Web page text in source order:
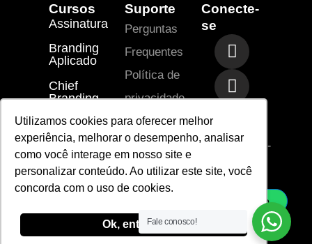
Utilizamos cookies para oferecer melhor
experiência, melhorar o desempenho, analisar
como você interage em nosso site e
personalizar conteúdo. Ao utilizar este site, você
concorda com o uso de cookies.
Ok, entendi!
Cursos
Assinatura
Branding
Aplicado
Chief
Branding
Suporte
Perguntas
Frequentes
Política de
privacidade
Termos de
Uso
Conecte-
se
I
n
s
t
r
a
m
T
i
-
l
k
e
d
R
i
-
m
l
-
l
e
vendas@laje-
sac@laje-
Whatsapp
Fale conosco!